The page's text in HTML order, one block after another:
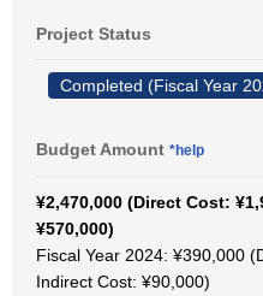
Project Status
Completed (Fiscal Year
Budget Amount *help
¥2,470,000 (Direct Cost:
¥570,000)
Fiscal Year 2024: ¥390,000
Indirect Cost: ¥90,000)